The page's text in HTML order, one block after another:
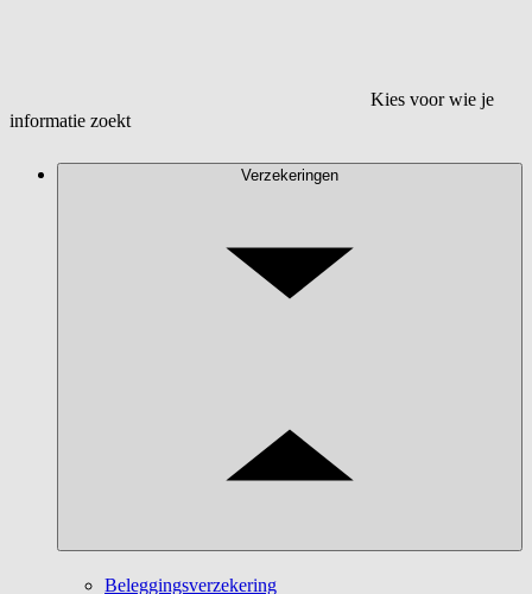
Kies voor wie je
informatie zoekt
Verzekeringen
Beleggingsverzekering